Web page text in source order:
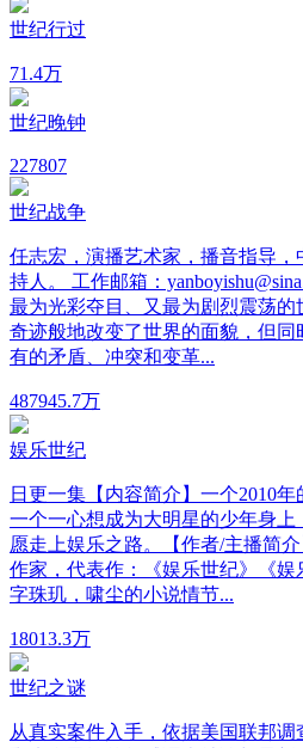
世纪行过
71.4万
世纪晚钟
227807
世纪战争
任志宏，演播艺术家，播音指导
持人。 工作邮箱：
最为光彩夺目、又最为剧烈震荡
奇迹般地改变了世界的面貌，但
有的矛盾、冲突和变革...
487945.7万
娱乐世纪
日更一集【内容简介】一个2010
一个一心想成为大明星的少年身
愿走上娱乐之路。【作者/主播简
作家，代表作：《娱乐世纪》《
字珠玑，啸尘的小说情节...
18013.3万
世纪之谜
从真实案件入手，依据美国联邦